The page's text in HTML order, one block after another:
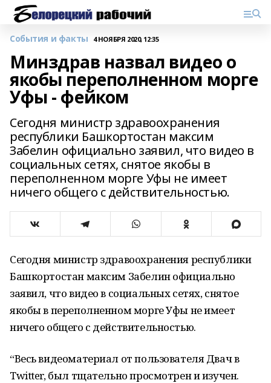
События и факты 4 НОЯБРЯ 2020, 12:35
Минздрав назвал видео о
якобы переполненном морге
Уфы - фейком
Сегодня министр здравоохранения
республики Башкортостан максим
Забелин официально заявил, что видео в
социальных сетях, снятое якобы в
переполненном морге Уфы не имеет
ничего общего с действительностью.
Сегодня министр здравоохранения республики
Башкортостан максим Забелин официально
заявил, что видео в социальных сетях, снятое
якобы в переполненном морге Уфы не имеет
ничего общего с действительностью.
“Весь видеоматериал от пользователя Двач в
Twitter, был тщательно просмотрен и изучен.